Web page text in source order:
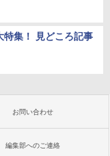
特集！ 見どころ記事
お問い合わせ
編集部へのご連絡